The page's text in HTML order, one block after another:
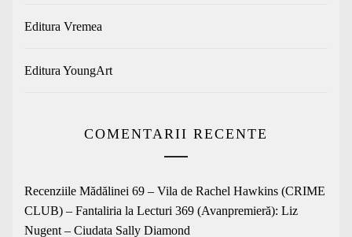
Editura Vremea
Editura YoungArt
COMENTARII RECENTE
Recenziile Mădălinei 69 – Vila de Rachel Hawkins (CRIME
CLUB) – Fantaliria la Lecturi 369 (Avanpremieră): Liz
Nugent – Ciudata Sally Diamond